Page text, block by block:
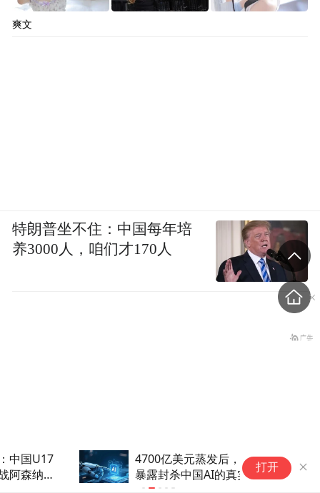
4700亿美元蒸发后，美国终于
暴露封杀中国AI的真实算盘
打开
爽文
特朗普坐不住：中国每年培
养3000人，咱们才170人
美国科学家用AI设计出新病